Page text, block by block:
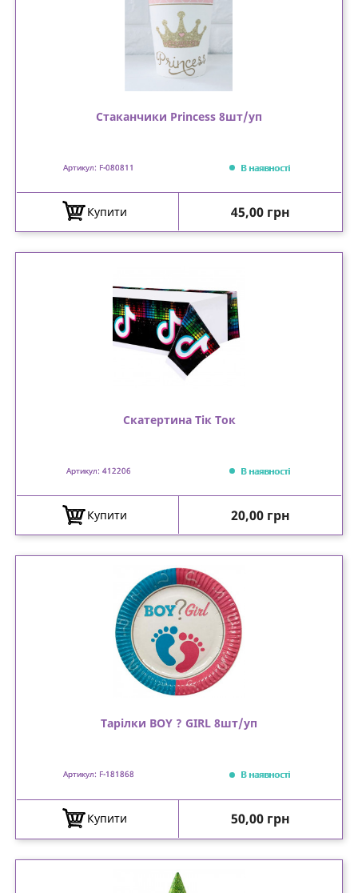
Стаканчики Princess 8шт/уп
Артикул: F-080811 В наявності
Купити Ціна
45,00 грн
Скатертина Тік Ток
Артикул: 412206 В наявності
Купити Ціна
20,00 грн
Тарілки BOY ? GIRL 8шт/уп
Артикул: F-181868 В наявності
Купити Ціна
50,00 грн